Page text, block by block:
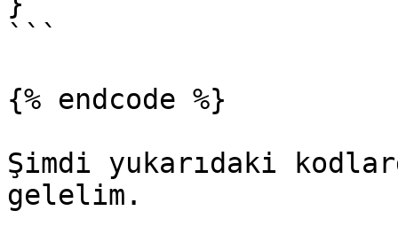
```
{% endcode %}
Şimdi yukarıdaki
gelelim.